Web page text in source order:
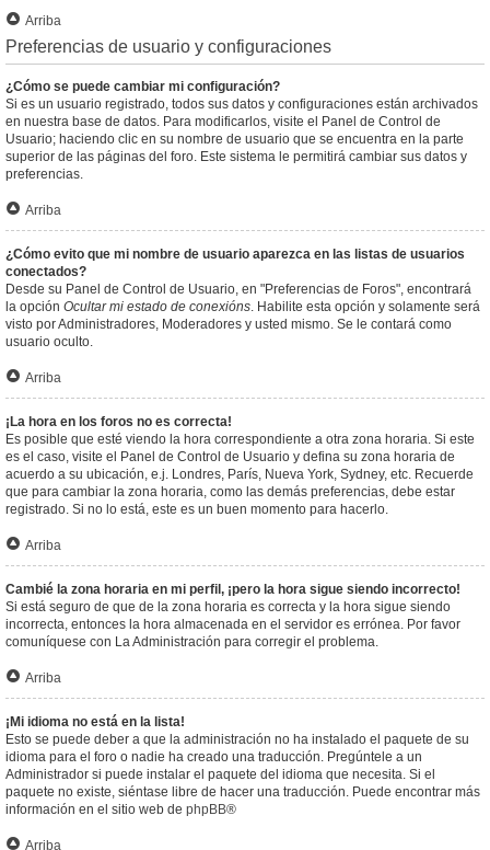
Arriba
Preferencias de usuario y configuraciones
¿Cómo se puede cambiar mi configuración?
Si es un usuario registrado, todos sus datos y configuraciones están archivados
en nuestra base de datos. Para modificarlos, visite el Panel de Control de
Usuario; haciendo clic en su nombre de usuario que se encuentra en la parte
superior de las páginas del foro. Este sistema le permitirá cambiar sus datos y
preferencias.
Arriba
¿Cómo evito que mi nombre de usuario aparezca en las listas de usuarios
conectados?
Desde su Panel de Control de Usuario, en "Preferencias de Foros", encontrará
la opción Ocultar mi estado de conexións. Habilite esta opción y solamente será
visto por Administradores, Moderadores y usted mismo. Se le contará como
usuario oculto.
Arriba
¡La hora en los foros no es correcta!
Es posible que esté viendo la hora correspondiente a otra zona horaria. Si este
es el caso, visite el Panel de Control de Usuario y defina su zona horaria de
acuerdo a su ubicación, e.j. Londres, París, Nueva York, Sydney, etc. Recuerde
que para cambiar la zona horaria, como las demás preferencias, debe estar
registrado. Si no lo está, este es un buen momento para hacerlo.
Arriba
Cambié la zona horaria en mi perfil, ¡pero la hora sigue siendo incorrecto!
Si está seguro de que de la zona horaria es correcta y la hora sigue siendo
incorrecta, entonces la hora almacenada en el servidor es errónea. Por favor
comuníquese con La Administración para corregir el problema.
Arriba
¡Mi idioma no está en la lista!
Esto se puede deber a que la administración no ha instalado el paquete de su
idioma para el foro o nadie ha creado una traducción. Pregúntele a un
Administrador si puede instalar el paquete del idioma que necesita. Si el
paquete no existe, siéntase libre de hacer una traducción. Puede encontrar más
información en el sitio web de phpBB®
Arriba